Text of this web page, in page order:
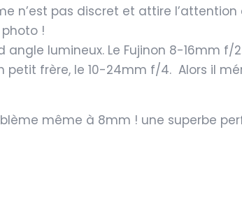
n’est pas discret et attire l’attention
!
lumineux. Le Fujinon 8-16mm f/
frère, le 10-24mm f/4. Alors il
même à 8mm ! une superbe